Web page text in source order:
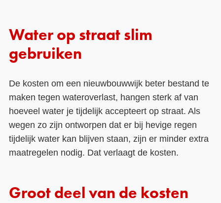
Water op straat slim
gebruiken
De kosten om een nieuwbouwwijk beter bestand te
maken tegen wateroverlast, hangen sterk af van
hoeveel water je tijdelijk accepteert op straat. Als
wegen zo zijn ontworpen dat er bij hevige regen
tijdelijk water kan blijven staan, zijn er minder extra
maatregelen nodig. Dat verlaagt de kosten.
Groot deel van de kosten